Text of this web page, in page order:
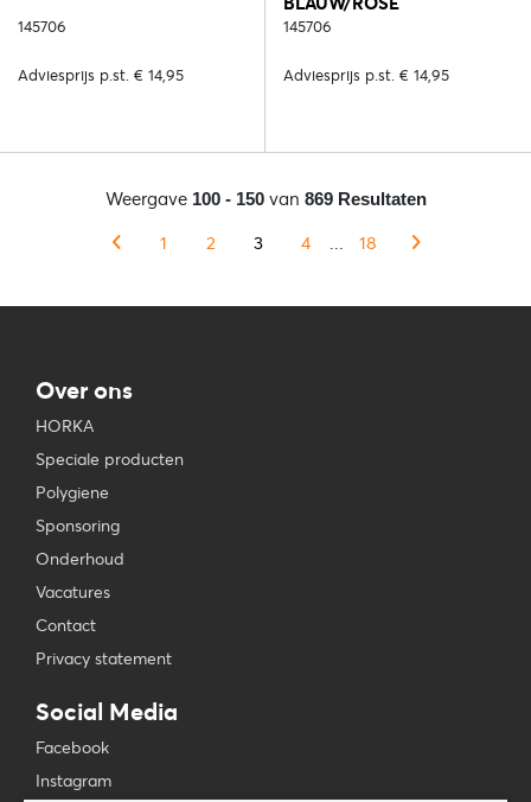
145706
Adviesprijs p.st. € 14,95
145706
Adviesprijs p.st. € 14,95
Weergave 100 - 150van 869 Resultaten
1 2 3 4 ... 18
Over ons
HORKA
Speciale producten
Polygiene
Sponsoring
Onderhoud
Vacatures
Contact
Privacy statement
Social Media
Facebook
Instagram